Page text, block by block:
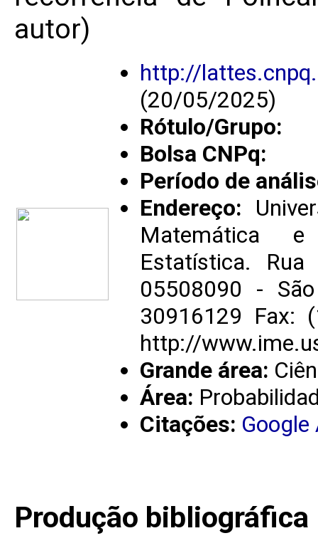
autor)
http://
(20/05/2025)
Rótulo/Grupo:
Bolsa CNPq:
Período de
Endereço:
Matemática
Estatística.
05508090 -
30916129 Fax:
http://
Grande área:
Área:
Citações:
Produção bibliográfica